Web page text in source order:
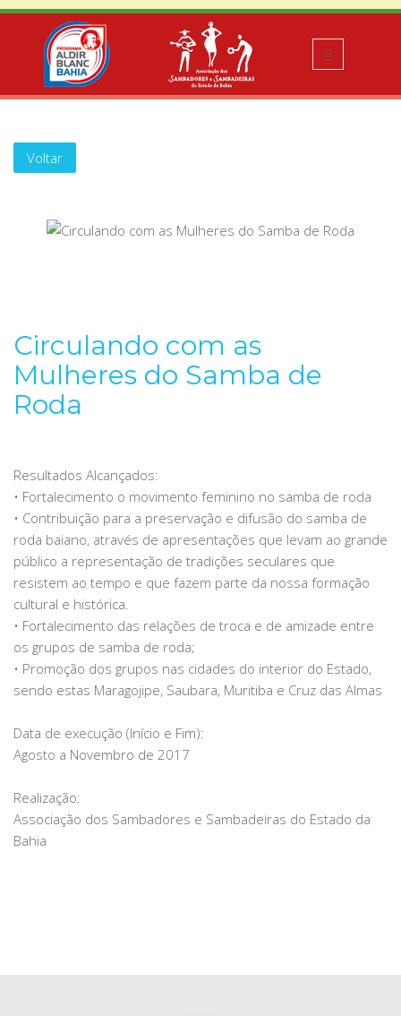
Voltar
Circulando com as
Mulheres do Samba de
Roda
Resultados Alcançados:
• Fortalecimento o movimento feminino no samba de roda
• Contribuição para a preservação e difusão do samba de
roda baiano, através de apresentações que levam ao grande
público a representação de tradições seculares que
resistem ao tempo e que fazem parte da nossa formação
cultural e histórica.
• Fortalecimento das relações de troca e de amizade entre
os grupos de samba de roda;
• Promoção dos grupos nas cidades do interior do Estado,
sendo estas Maragojipe, Saubara, Muritiba e Cruz das Almas
Data de execução (Início e Fim):
Agosto a Novembro de 2017
Realização:
Associação dos Sambadores e Sambadeiras do Estado da
Bahia